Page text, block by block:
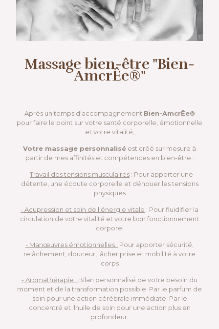
Massage bien-être "Bien-
AmcrÊe®"
Après un temps d'accompagnement Bien-AmcrÊe®
pour faire le point sur votre santé corporelle, émotionnelle
et votre vitalité,
Votre massage personnalisé est créé sur mesure à
partir de mes affinités et compétences en bien-être :
- Travail des tensions musculaires : Pour apporter une
détente, une écoute corporelle et dénouer les tensions
physiques
- Acupression et soin de l'énergie vitale : Pour fluidifier la
circulation de votre vitalité et votre bon fonctionnement
corporel
- Manœuvres émotionnelles : Pour apporter sécurité,
relâchement, douceur, lâcher prise et mobilité à votre
corps
- Aromathérapie : Bilan personnalisé de votre besoin du
moment et de la transformation possible. Par le parfum de
soin pour une action cérébrale immédiate. Par le
concentré et 'lhuile de soin pour une action plus en
profondeur.